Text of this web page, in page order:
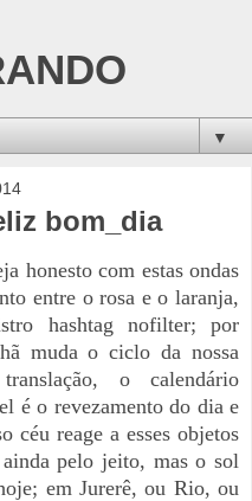
▼
bom_dia
honesto com estas ondas
entre o rosa e o laranja,
hashtag nofilter; por
muda o ciclo da nossa
o calendário
é o revezamento do dia e
céu reage a esses objetos
pelo jeito, mas o sol
em Jurerê, ou Rio, ou